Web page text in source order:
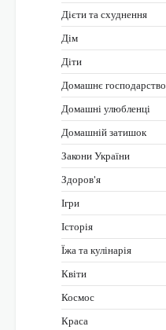
Дієти та схуднення
Дім
Діти
Домашнє господарство
Домашні улюбленці
Домашній затишок
Закони України
Здоров'я
Ігри
Історія
Їжа та кулінарія
Квіти
Космос
Краса